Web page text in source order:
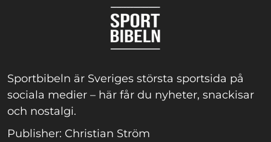
Sportbibeln är Sveriges största sportsida på
sociala medier – här får du nyheter, snackisar
och nostalgi.
Publisher: Christian Ström